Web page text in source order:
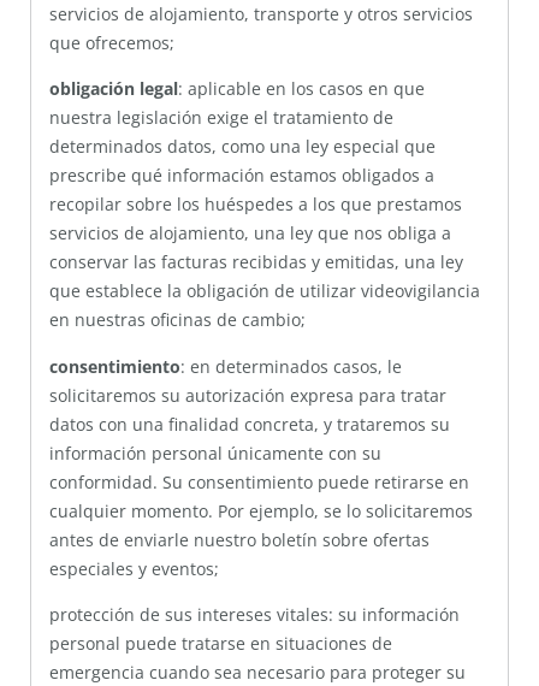
servicios de alojamiento, transporte y otros servicios
que ofrecemos;
obligación legal: aplicable en los casos en que
nuestra legislación exige el tratamiento de
determinados datos, como una ley especial que
prescribe qué información estamos obligados a
recopilar sobre los huéspedes a los que prestamos
servicios de alojamiento, una ley que nos obliga a
conservar las facturas recibidas y emitidas, una ley
que establece la obligación de utilizar videovigilancia
en nuestras oficinas de cambio;
consentimiento: en determinados casos, le
solicitaremos su autorización expresa para tratar
datos con una finalidad concreta, y trataremos su
información personal únicamente con su
conformidad. Su consentimiento puede retirarse en
cualquier momento. Por ejemplo, se lo solicitaremos
antes de enviarle nuestro boletín sobre ofertas
especiales y eventos;
protección de sus intereses vitales: su información
personal puede tratarse en situaciones de
emergencia cuando sea necesario para proteger su